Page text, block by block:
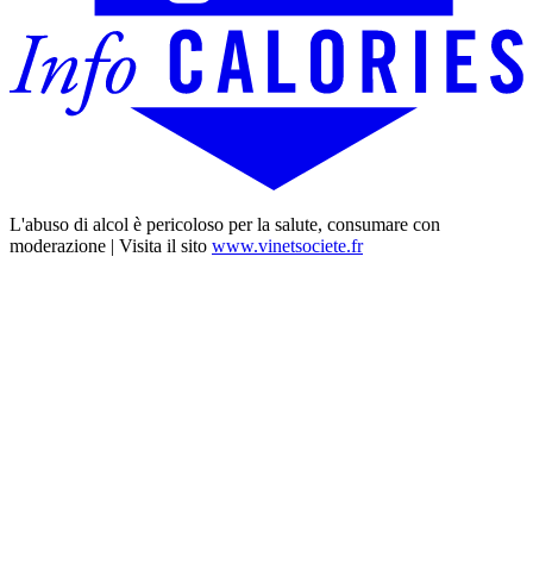
L'abuso di alcol è pericoloso per la salute, consumare con
moderazione | Visita il sito www.vinetsociete.fr